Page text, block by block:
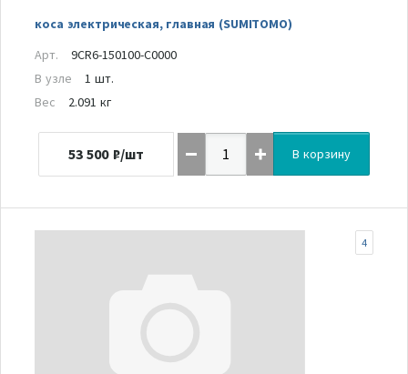
коса электрическая, главная (SUMITOMO)
Арт.
9CR6-150100-C0000
В узле
1 шт.
Вес
2.091 кг
53 500 ₽/шт В корзину
4